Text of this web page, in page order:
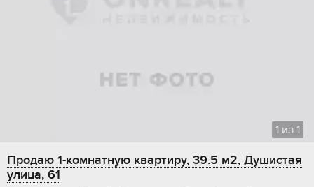
1 из 1
Продаю 1-комнатную квартиру, 39.5 м2, Душистая
улица, 61